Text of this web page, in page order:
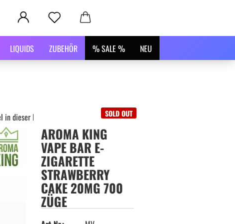
LIQUIDS ZUBEHÖR % SALE % NEU
dieser Kategorie SOLD OUT
AROMA KING
VAPE BAR E-
ZIGARETTE
STRAWBERRY
CAKE 20MG 700
ZÜGE